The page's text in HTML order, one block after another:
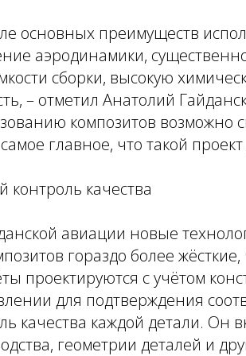
основных преимуществ
аэродинамики,
сборки, высокую
– отметил Анатолий
композитов
главное, что такой
контроль качества
авиации новые
гораздо более
проектируются с учётом
для подтверждения
качества каждой детали. Он
геометрии деталей и